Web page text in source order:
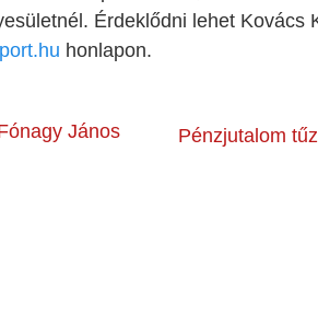
Érdeklődni lehet Kovács
honlapon.
János
Pénzjutalom